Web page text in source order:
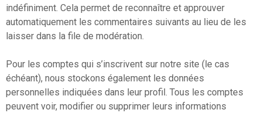
indéfiniment. Cela permet de reconnaître et approuver
automatiquement les commentaires suivants au lieu de les
laisser dans la file de modération.
Pour les comptes qui s’inscrivent sur notre site (le cas
échéant), nous stockons également les données
personnelles indiquées dans leur profil. Tous les comptes
peuvent voir, modifier ou supprimer leurs informations